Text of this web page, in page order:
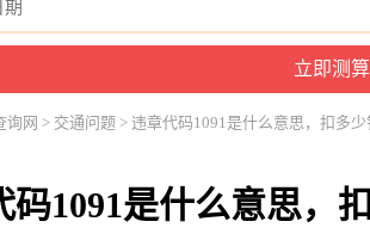
询网 > 交通问题 > 违章代码1091是什么意思，扣多
码1091是什么意思，